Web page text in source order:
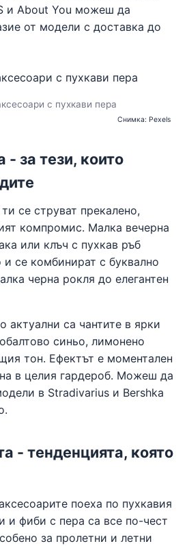
и About You можеш да
от модели с доставка до
с пухкави пера
Снимка: Pexels
- за тези, които
се струват прекалено,
компромис. Малка вечерна
или клъч с пухкав ръб
и се комбинират с буквално
черна рокля до елегантен
актуални са чантите в ярки
синьо, лимонено
тон. Ефектът е моментален
в целия гардероб. Можеш да
в Stradivarius и Bershka
- тенденцията, която
поеха по пухкавия
и фиби с пера са все по-чест
за пролетни и летни